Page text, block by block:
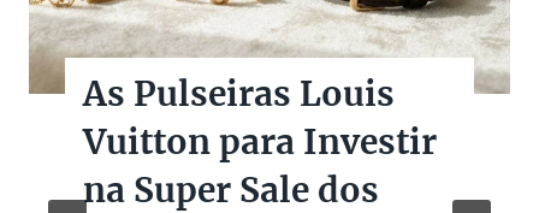
As Pulseiras Louis
Vuitton para Investir
na Super Sale dos